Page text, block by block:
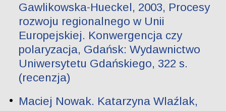
Gawlikowska-Hueckel, 2003, Procesy
rozwoju regionalnego w Unii
Europejskiej. Konwergencja czy
polaryzacja, Gdańsk: Wydawnictwo
Uniwersytetu Gdańskiego, 322 s.
(recenzja)
Maciej Nowak. Katarzyna Wlaźlak,